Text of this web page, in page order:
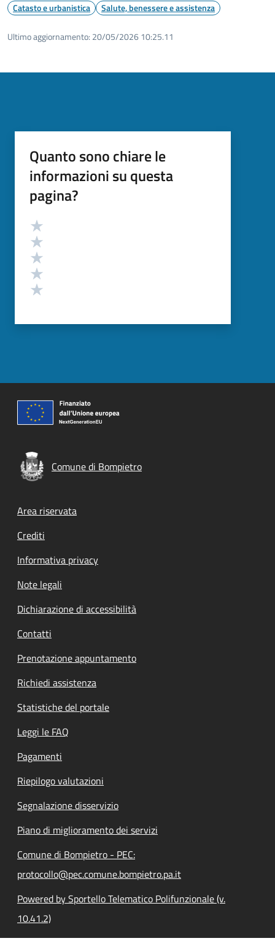
Catasto e urbanistica Salute, benessere e assistenza
Ultimo aggiornamento: 20/05/2026 10:25.11
Quanto sono chiare le
informazioni su questa
pagina?
Valutazione
Comune di Bompietro
Footer menu
Area riservata
Crediti
Informativa privacy
Note legali
Dichiarazione di accessibilità
Contatti
Prenotazione appuntamento
Richiedi assistenza
Statistiche del portale
Leggi le FAQ
Pagamenti
Riepilogo valutazioni
Segnalazione disservizio
Piano di miglioramento dei servizi
Comune di Bompietro - PEC:
protocollo@pec.comune.bompietro.pa.it
Powered by Sportello Telematico Polifunzionale (v.
10.41.2)